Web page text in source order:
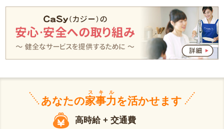
あなたの家事力
スキル
を活かせます
高時給 + 交通費